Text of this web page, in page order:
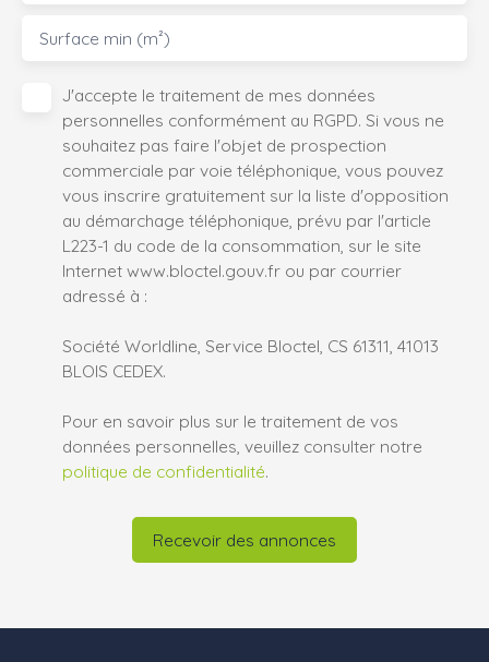
Surface min (m²)
J'accepte le traitement de mes données
personnelles conformément au RGPD. Si vous ne
souhaitez pas faire l'objet de prospection
commerciale par voie téléphonique, vous pouvez
vous inscrire gratuitement sur la liste d'opposition
au démarchage téléphonique, prévu par l'article
L223-1 du code de la consommation, sur le site
Internet www.bloctel.gouv.fr ou par courrier
adressé à :
Société Worldline, Service Bloctel, CS 61311, 41013
BLOIS CEDEX.
Pour en savoir plus sur le traitement de vos
données personnelles, veuillez consulter notre
politique de confidentialité.
Recevoir des annonces